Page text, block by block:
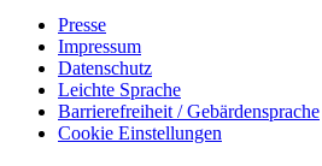
Presse
Impressum
Datenschutz
Leichte Sprache
Barrierefreiheit / Gebärdensprache
Cookie Einstellungen